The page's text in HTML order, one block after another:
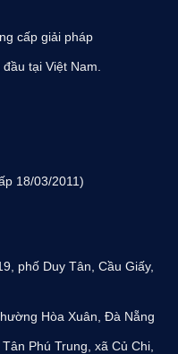
cấp giải pháp
tại Việt Nam.
18/03/2011)
phố Duy Tân, Cầu Giấy,
Hòa Xuân, Đà Nẵng
Phú Trung, xã Củ Chi,